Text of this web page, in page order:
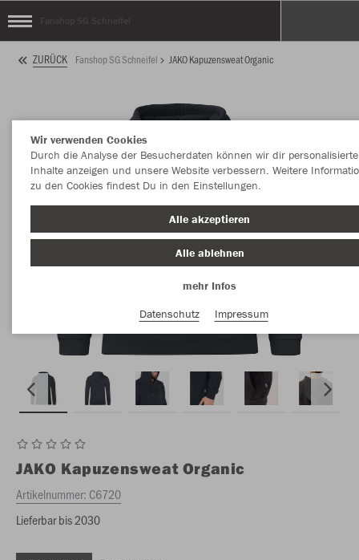
ZURÜCK Fanshop SG Schneifel JAKO Kapuzensweat Organic
JAKO Kapuzensweat Organic
Artikelnummer: C6720
Lieferbar bis 2030
Wir verwenden Cookies
Durch die Analyse der Besucherdaten können wir dir personalisierte
Inhalte anzeigen und unsere Website verbessern. Weitere
zu den Cookies findest Du in den Einstellungen.
Alle akzeptieren
Alle ablehnen
mehr Infos
Datenschutz
Impressum